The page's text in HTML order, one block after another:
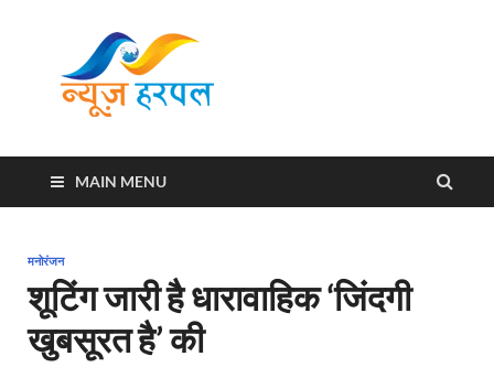
MAIN MENU
मनोरंजन
शूटिंग जारी है धारावाहिक ‘जिंदगी
खुबसूरत है’ की